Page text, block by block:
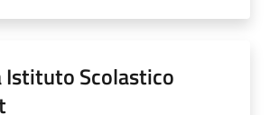
Istituto Scolastico